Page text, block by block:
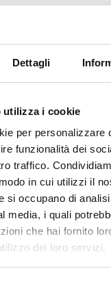
Dettagli
utilizza i cookie
per personalizzare
funzionalità dei
traffico.
in cui utilizzi il
si occupano di
media, i quali
che hai fornito
dei loro servizi.